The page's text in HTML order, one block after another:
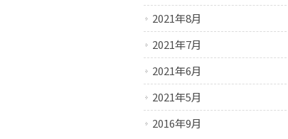
2021年8月
2021年7月
2021年6月
2021年5月
2016年9月